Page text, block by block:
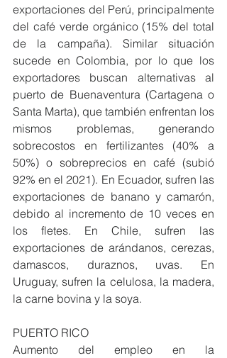
exportaciones del Perú, principalmente
del café verde orgánico (15% del total
de la campaña). Similar situación
sucede en Colombia, por lo que los
exportadores buscan alternativas al
puerto de Buenaventura (Cartagena o
Santa Marta), que también enfrentan los
mismos problemas, generando
sobrecostos en fertilizantes (40% a
50%) o sobreprecios en café (subió
92% en el 2021). En Ecuador, sufren las
exportaciones de banano y camarón,
debido al incremento de 10 veces en
los fletes. En Chile, sufren las
exportaciones de arándanos, cerezas,
damascos, duraznos, uvas. En
Uruguay, sufren la celulosa, la madera,
la carne bovina y la soya.
PUERTO RICO
Aumento del empleo en la